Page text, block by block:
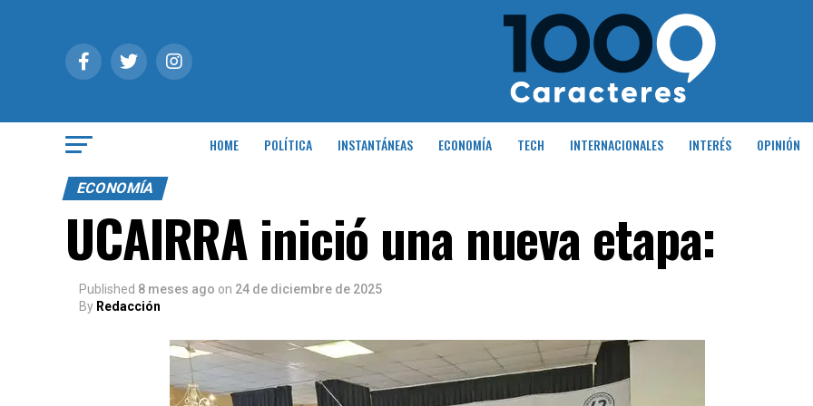
HOME POLÍTICA INSTANTÁNEAS ECONOMÍA TECH INTERNACIONALES INTERÉS OPINIÓN
ECONOMÍA
UCAIRRA inició una nueva etapa:
Published 8 meses ago on 24 de diciembre de 2025
By Redacción